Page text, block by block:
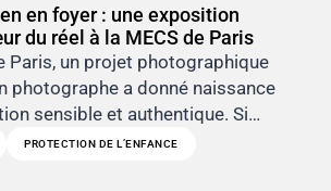
en foyer : une exposition
du réel à la MECS de Paris
Paris, un projet photographique
photographe a donné naissance
sensible et authentique. Si…
PROTECTION DE L’ENFANCE